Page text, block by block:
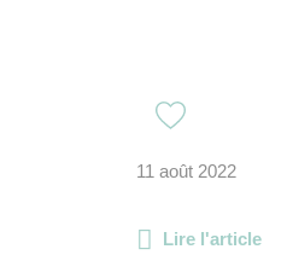
11 août 2022
Lire l'article